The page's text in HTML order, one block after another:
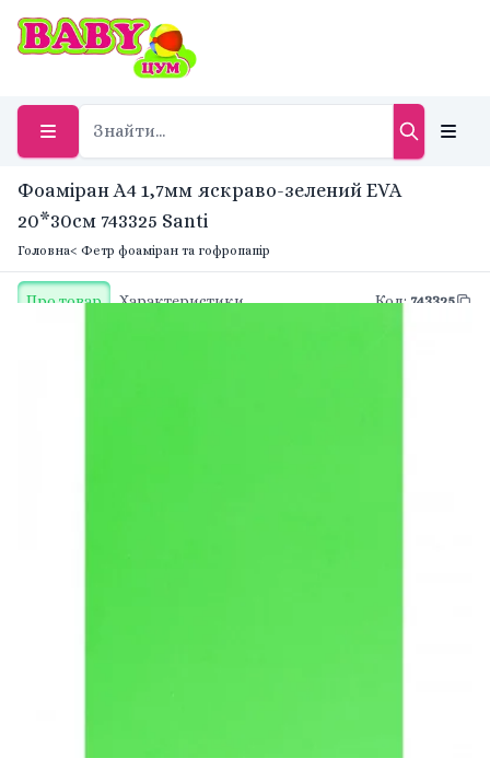
Фоаміран А4 1,7мм яскраво-зелений EVA
20*30см 743325 Santi
Головна< Фетр фоаміран та гофропапір
Про товар Характеристики Код: 743325